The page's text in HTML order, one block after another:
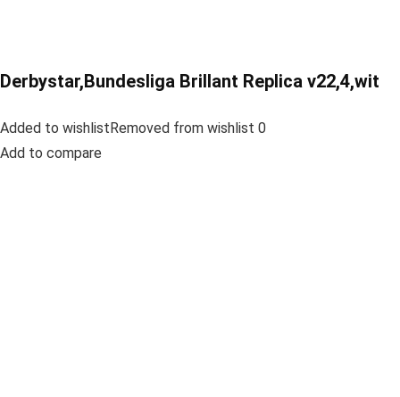
Derbystar,Bundesliga Brillant Replica v22,4,wit
Added to wishlistRemoved from wishlist 0
Add to compare